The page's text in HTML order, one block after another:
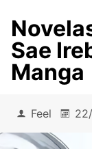
Sae
Manga
Feel